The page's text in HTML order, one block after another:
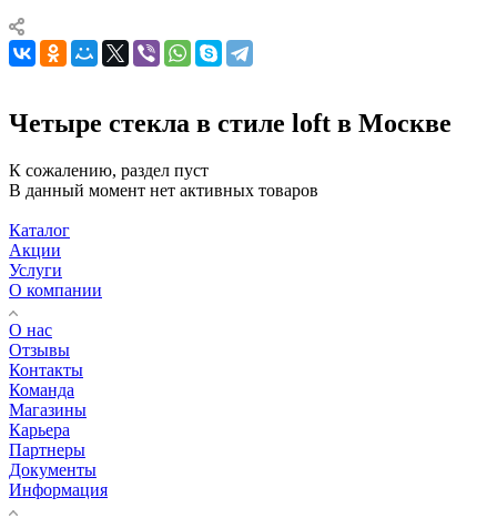
Четыре стекла в стиле loft в Москве
К сожалению, раздел пуст
В данный момент нет активных товаров
Каталог
Акции
Услуги
О компании
О нас
Отзывы
Контакты
Команда
Магазины
Карьера
Партнеры
Документы
Информация